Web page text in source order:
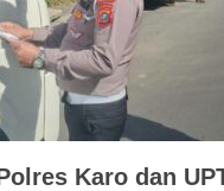
Karo dan